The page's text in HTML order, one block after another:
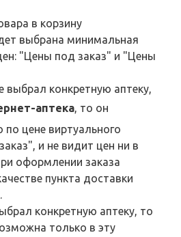
в корзину
выбрана минимальная
"Цены под заказ" и "Цены
выбрал конкретную аптеку,
аптека, то он
по цене виртуального
и не видит цен ни в
оформлении заказа
пункта доставки
конкретную аптеку, то
только в эту